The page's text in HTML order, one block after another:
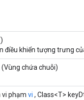
điều khiển tượng trưng
(Vùng chứa chuỗi)
vi phạm vi , Class<T>